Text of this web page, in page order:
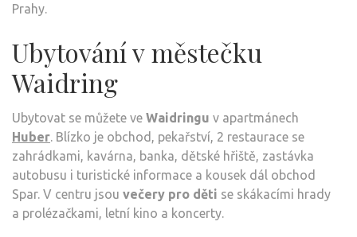
Prahy.
Ubytování v městečku
Waidring
Ubytovat se můžete ve Waidringu v apartmánech
Huber. Blízko je obchod, pekařství, 2 restaurace se
zahrádkami, kavárna, banka, dětské hřiště, zastávka
autobusu i turistické informace a kousek dál obchod
Spar. V centru jsou večery pro děti se skákacími hrady
a prolézačkami, letní kino a koncerty.